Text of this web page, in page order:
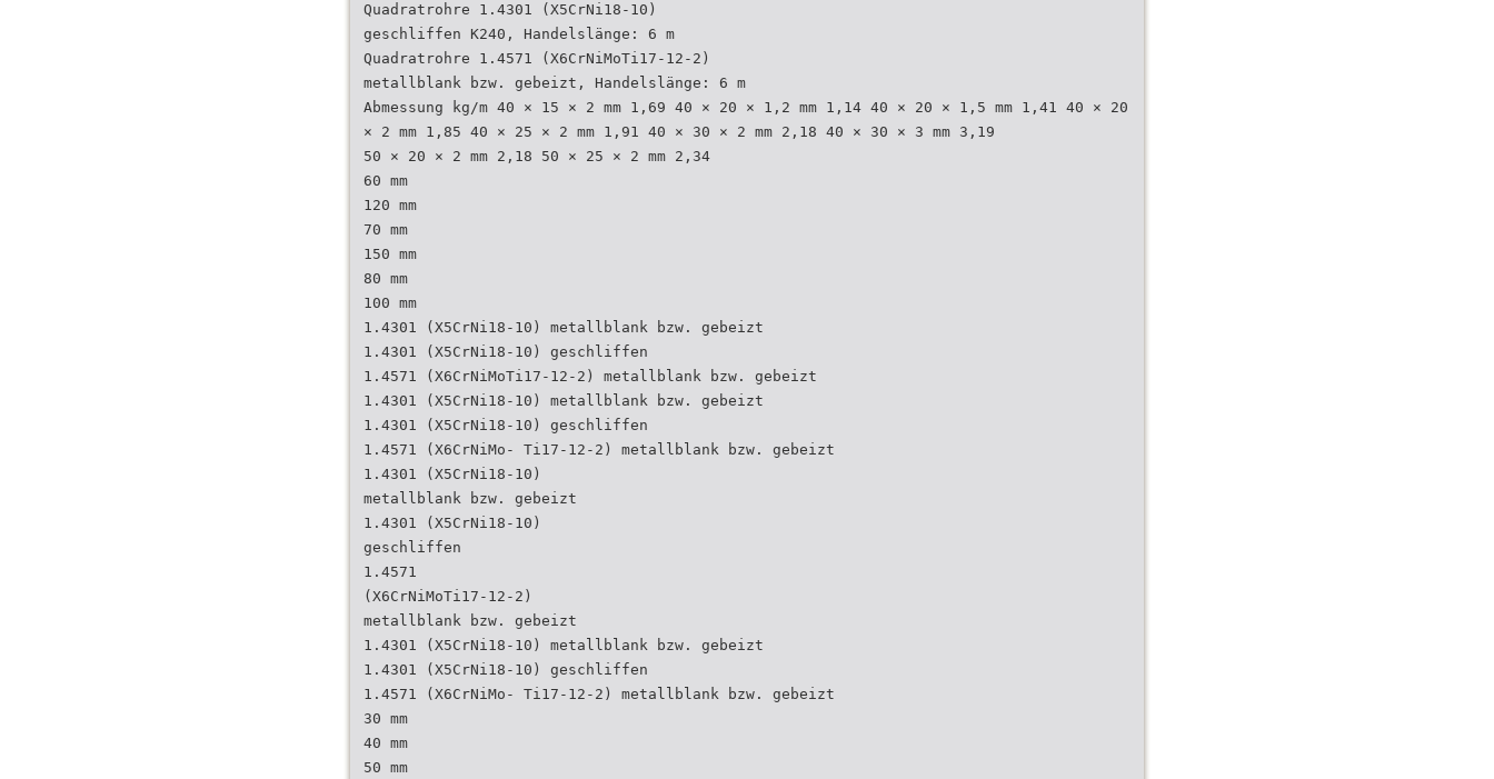
Quadratrohre 1.4301 (X5CrNi18-10)
geschliffen K240, Handelslänge: 6 m
Quadratrohre 1.4571 (X6CrNiMoTi17-12-2)
metallblank bzw. gebeizt, Handelslänge: 6 m
Abmessung kg/m 40 × 15 × 2 mm 1,69 40 × 20 × 1,2 mm 1,14 40 × 20 × 1,5 mm 1,41 40 × 20
× 2 mm 1,85 40 × 25 × 2 mm 1,91 40 × 30 × 2 mm 2,18 40 × 30 × 3 mm 3,19
50 × 20 × 2 mm 2,18 50 × 25 × 2 mm 2,34
60 mm
120 mm
70 mm
150 mm
80 mm
100 mm
1.4301 (X5CrNi18-10) metallblank bzw. gebeizt
1.4301 (X5CrNi18-10) geschliffen
1.4571 (X6CrNiMoTi17-12-2) metallblank bzw. gebeizt
1.4301 (X5CrNi18-10) metallblank bzw. gebeizt
1.4301 (X5CrNi18-10) geschliffen
1.4571 (X6CrNiMo- Ti17-12-2) metallblank bzw. gebeizt
1.4301 (X5CrNi18-10)
metallblank bzw. gebeizt
1.4301 (X5CrNi18-10)
geschliffen
1.4571
(X6CrNiMoTi17-12-2)
metallblank bzw. gebeizt
1.4301 (X5CrNi18-10) metallblank bzw. gebeizt
1.4301 (X5CrNi18-10) geschliffen
1.4571 (X6CrNiMo- Ti17-12-2) metallblank bzw. gebeizt
30 mm
40 mm
50 mm